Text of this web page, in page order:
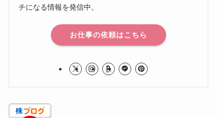
チになる情報を発信中。
お仕事の依頼はこちら